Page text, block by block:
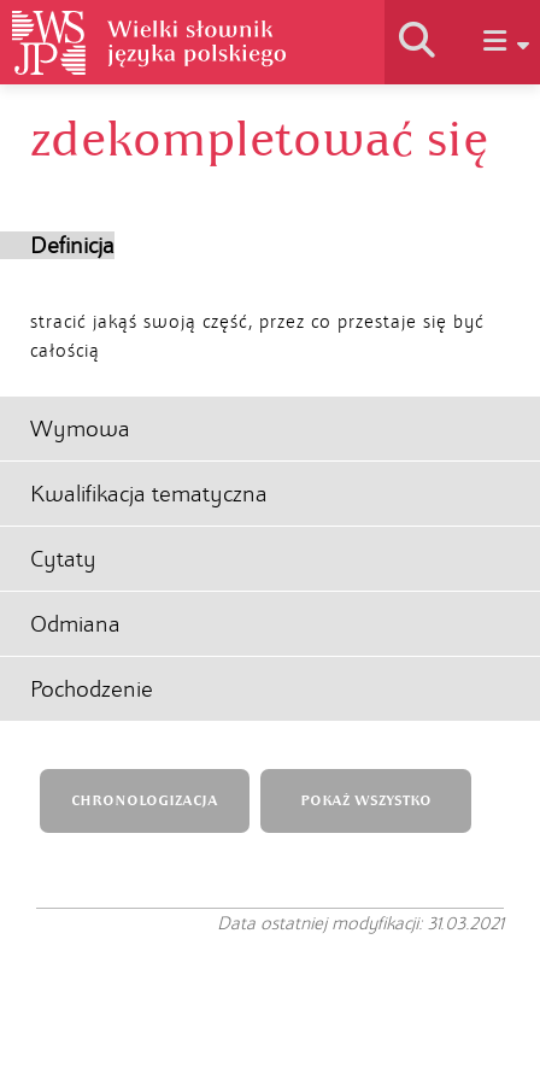
Historia słownika
zdekompletować się
Definicja
stracić jakąś swoją część, przez co przestaje się być
całością
Wymowa
Kwalifikacja tematyczna
Cytaty
Odmiana
Pochodzenie
CHRONOLOGIZACJA POKAŻ WSZYSTKO
Data ostatniej modyfikacji: 31.03.2021